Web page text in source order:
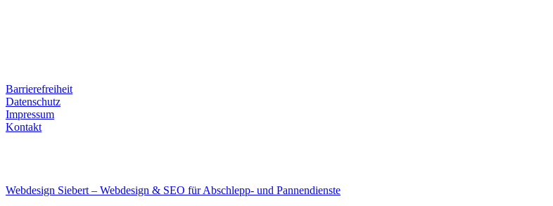
Barrierefreiheit
Datenschutz
Impressum
Kontakt
Webdesign Siebert – Webdesign & SEO für Abschlepp- und Pannendienste